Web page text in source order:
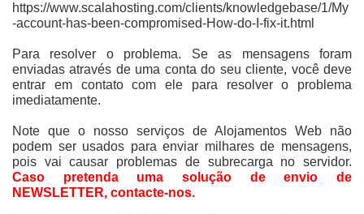
https://www.scalahosting.com/clients/knowledgebase/1/My
-account-has-been-compromised-How-do-I-fix-it.html
Para resolver o problema. Se as mensagens foram
enviadas através de uma conta do seu cliente, você deve
entrar em contato com ele para resolver o problema
imediatamente.
Note que o nosso serviços de Alojamentos Web não
podem ser usados para enviar milhares de mensagens,
pois vai causar problemas de subrecarga no servidor.
Caso pretenda uma solução de envio de
NEWSLETTER, contacte-nos.